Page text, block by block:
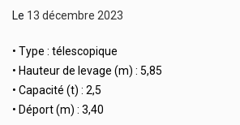
Le 13 décembre 2023
• Type : télescopique
• Hauteur de levage (m) : 5,85
• Capacité (t) : 2,5
• Déport (m) : 3,40